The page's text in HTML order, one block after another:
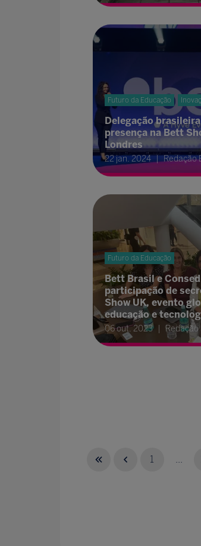
Futuro da Educação
Delegação
presença na Bett
Londres
22 jan. 2024 Redação
Futuro da Educação
Bett Brasil e
participação de
Show UK, evento
educação e
06 out. 2023
1